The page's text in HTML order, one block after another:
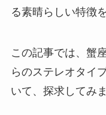
る素晴らしい特徴
この記事では、蟹
らのステレオタイ
いて、探求してみ